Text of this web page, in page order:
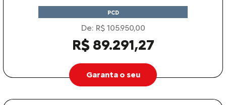
PCD
De: R$ 105.950,00
R$ 89.291,27
Garanta o seu